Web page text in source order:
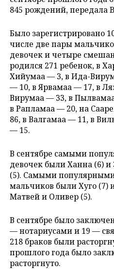
845 рождений, передала
Было зарегистрировано
числе две пары
девочек и четыре
родился 271 ребенок, в
Хийумаа — 3, в Ида-
— 10, в Ярвамаа — 17, в
Вирумаа — 33, в
в Рапламаа — 20, на
86, в Валгамаа — 11, в
— 15.
В сентябре самыми
девочек были Ханна (6)
(5). Самыми
мальчиков были Хуго (7)
Матвей и Оливер (5).
В сентябре было
— нотариусами и 19 —
218 браков были
прошлого года было
расторгнуто.